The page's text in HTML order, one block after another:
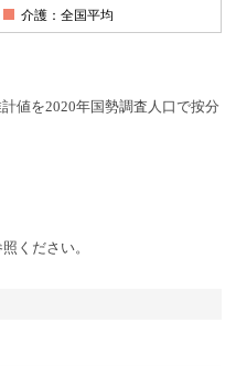
介護：全国平均
値を2020年国勢調査人口で按分
ください。